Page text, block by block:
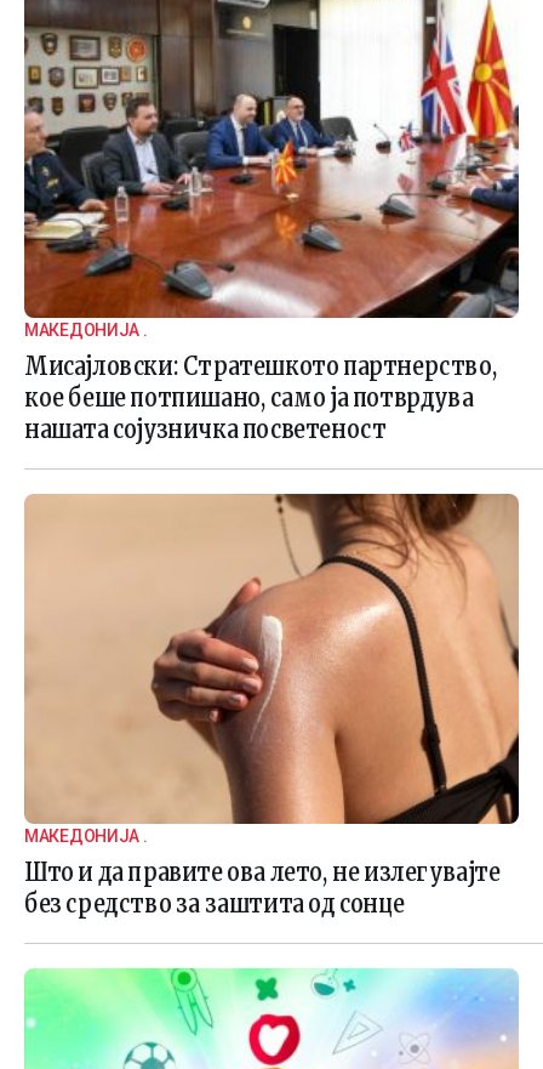
МАКЕДОНИЈА .
Мисајловски: Стратешкото партнерство,
кое беше потпишано, само ја потврдува
нашата сојузничка посветеност
МАКЕДОНИЈА .
Што и да правите ова лето, не излегувајте
без средство за заштита од сонце